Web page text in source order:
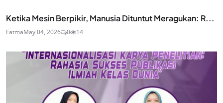
Ketika Mesin Berpikir, Manusia Dituntut Meragukan: R...
FatmaMay 04, 2026 0 14